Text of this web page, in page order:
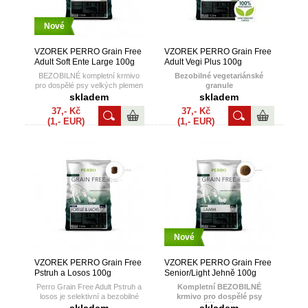
Nové
VZOREK PERRO Grain Free
Adult Soft Ente Large 100g
BEZOBILNÉ kompletní krmivo
pro dospělé psy velkých plemen
Poloměkké (polovlhké) granule s
velmi vysokou chutností.
skladem
37,- Kč
(1,- EUR)
VZOREK PERRO Grain Free
Adult Vegi Plus 100g
Bezobilné vegetariánské
granule
skladem
37,- Kč
(1,- EUR)
VZOREK PERRO Grain Free
Pstruh a Losos 100g
Perro Grain Free Adult Pstruh a
losos je selektivní a bezobilné
krmivo s rybami jako jediným
Nové
VZOREK PERRO Grain Free
Senior/Light Jehně 100g
Kompletní BEZOBILNÉ
krmivo pro dospělé psy
vyššího věku